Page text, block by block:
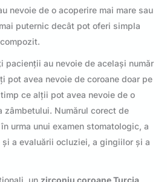
nevoie de o acoperire mai mare sau
puternic decât pot oferi simpla
pacienții au nevoie de același număr
pot avea nevoie de coroane doar pe
ce alții pot avea nevoie de o
zâmbetului. Numărul corect de
urma unui examen stomatologic, a
a evaluării ocluziei, a gingiilor și a
un zirconiu coroane Turcia